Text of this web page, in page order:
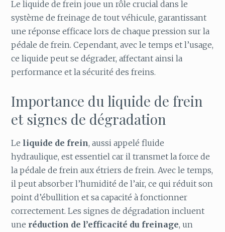
Le liquide de frein joue un rôle crucial dans le
système de freinage de tout véhicule, garantissant
une réponse efficace lors de chaque pression sur la
pédale de frein. Cependant, avec le temps et l’usage,
ce liquide peut se dégrader, affectant ainsi la
performance et la sécurité des freins.
Importance du liquide de frein
et signes de dégradation
Le liquide de frein, aussi appelé fluide
hydraulique, est essentiel car il transmet la force de
la pédale de frein aux étriers de frein. Avec le temps,
il peut absorber l’humidité de l’air, ce qui réduit son
point d’ébullition et sa capacité à fonctionner
correctement. Les signes de dégradation incluent
une réduction de l’efficacité du freinage, un